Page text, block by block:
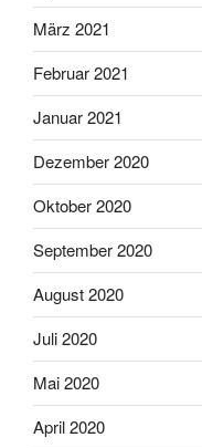
März 2021
Februar 2021
Januar 2021
Dezember 2020
Oktober 2020
September 2020
August 2020
Juli 2020
Mai 2020
April 2020